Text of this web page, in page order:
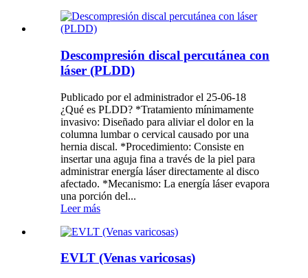
Descompresión discal percutánea con
láser (PLDD)
Publicado por el administrador el 25-06-18
¿Qué es PLDD? *Tratamiento mínimamente
invasivo: Diseñado para aliviar el dolor en la
columna lumbar o cervical causado por una
hernia discal. *Procedimiento: Consiste en
insertar una aguja fina a través de la piel para
administrar energía láser directamente al disco
afectado. *Mecanismo: La energía láser evapora
una porción del...
Leer más
EVLT (Venas varicosas)